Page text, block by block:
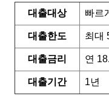
대출대상 빠르
대출한도 최대
대출금리 연
대출기간 1년